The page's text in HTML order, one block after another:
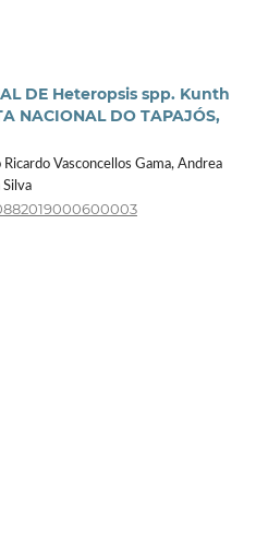
DE Heteropsis spp. Kunth
NACIONAL DO TAPAJÓS,
Vasconcellos Gama, Andrea
Silva